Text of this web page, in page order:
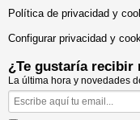
Política de privacidad y
Configurar privacidad y
¿Te gustaría recibir
La última hora y novedades